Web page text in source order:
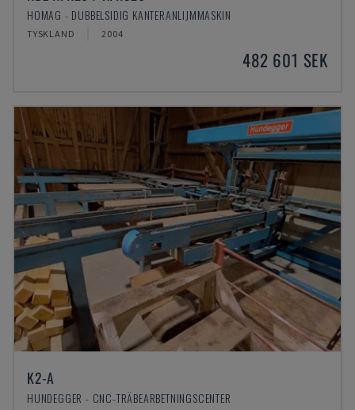
HOMAG - DUBBELSIDIG KANTERANLIJMMASKIN
TYSKLAND 2004
482 601 SEK
K2-A
HUNDEGGER - CNC-TRÄBEARBETNINGSCENTER